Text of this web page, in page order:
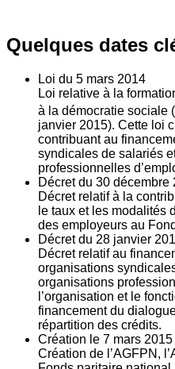
Quelques dates
Loi du 5 mars 2014
Loi relative à la
à la démocratie sociale
janvier 2015). Cette loi
contribuant au
syndicales de salariés
professionnelles
Décret du 30 décembre
Décret relatif à la
le taux et les modalités
des employeurs au
Décret du 28 janvier
Décret relatif au
organisations
organisations
l’organisation et le
financement du
répartition des crédits.
Création le 7 mars 2015
Création de l’AGFPN,